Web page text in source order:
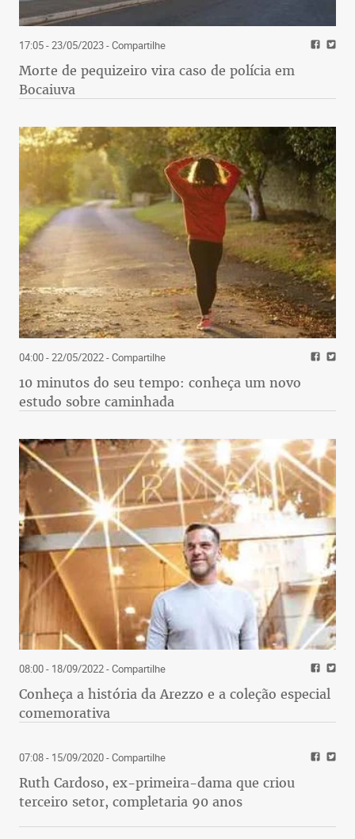
17:05 - 23/05/2023- Compartilhe
Morte de pequizeiro vira caso de polícia em
Bocaiuva
04:00 - 22/05/2022- Compartilhe
10 minutos do seu tempo: conheça um novo
estudo sobre caminhada
08:00 - 18/09/2022- Compartilhe
Conheça a história da Arezzo e a coleção especial
comemorativa
07:08 - 15/09/2020- Compartilhe
Ruth Cardoso, ex-primeira-dama que criou
terceiro setor, completaria 90 anos